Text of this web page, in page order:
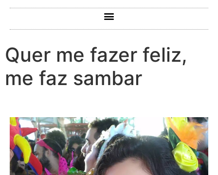
Quer me fazer feliz,
me faz sambar